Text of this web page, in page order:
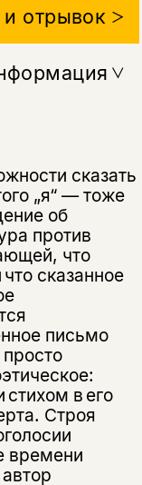
сказать
„я“ — тоже
об
против
что
сказанное
письмо
в его
Строя
времени
отрывок